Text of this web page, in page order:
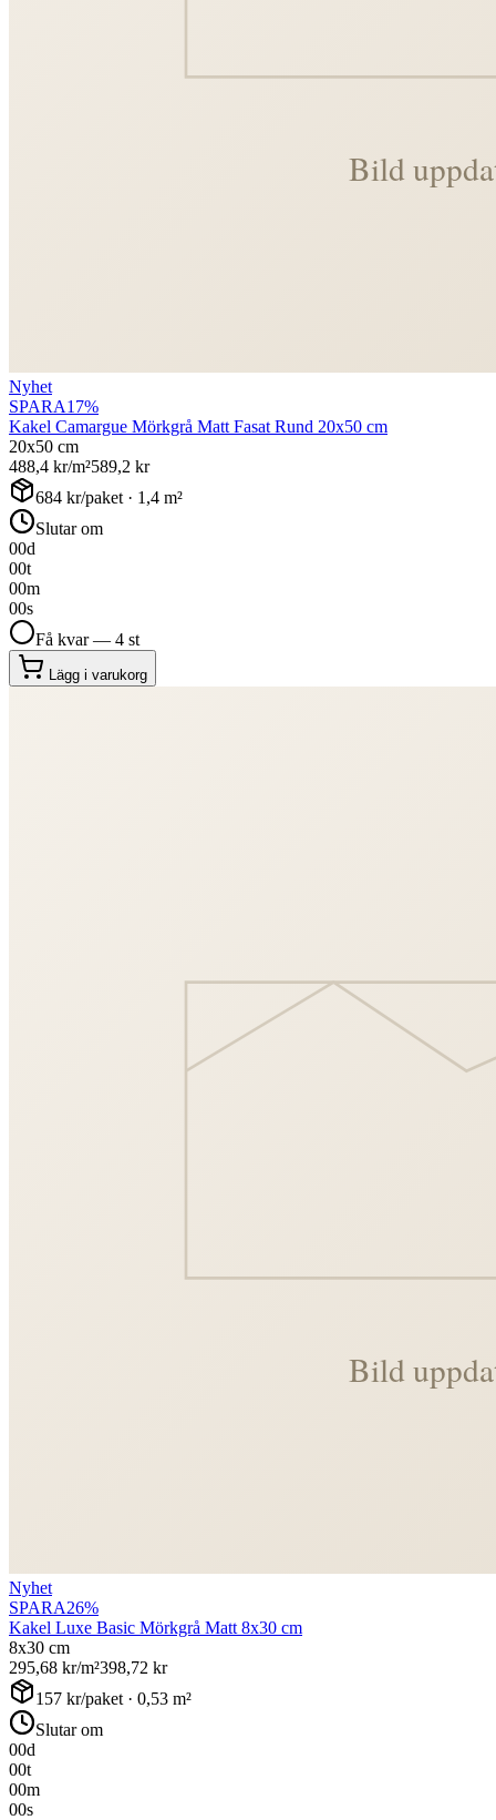
Nyhet
SPARA17%
Kakel Camargue Mörkgrå Matt Fasat Rund 20x50 cm
20x50 cm
488,4 kr/m²589,2 kr
684 kr/paket · 1,4 m²
Slutar om
00d
00t
00m
00s
Få kvar — 4 st
Lägg i varukorg
Nyhet
SPARA26%
Kakel Luxe Basic Mörkgrå Matt 8x30 cm
8x30 cm
295,68 kr/m²398,72 kr
157 kr/paket · 0,53 m²
Slutar om
00d
00t
00m
00s